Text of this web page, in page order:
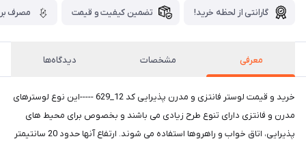
گارانتی از لحظه خرید! تضمین کیفیت و قیمت مصرف
معرفی مشخصات دیدگاه‌ها
خرید و قیمت لوستر فانتزی و مدرن پذیرایی کد 12_629 -----این نوع لوسترهای
مدرن و فانتزی دارای تنوع طرح زیادی می باشند و بخصوص برای محیط های
پذیرایی، اتاق خواب و راهروها استفاده می شوند. ارتفاع آنها حدود 20 سانتیمتر